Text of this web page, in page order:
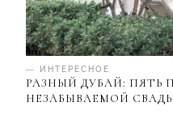
— ИНТЕРЕСНОЕ
РАЗНЫЙ ДУБАЙ:
НЕЗАБЫВАЕМОЙ